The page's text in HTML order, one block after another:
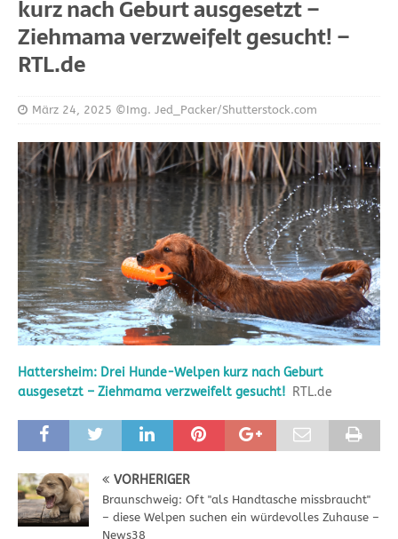
kurz nach Geburt ausgesetzt –
Ziehmama verzweifelt gesucht! –
RTL.de
März 24, 2025 ©Img. Jed_Packer/Shutterstock.com
Hattersheim: Drei Hunde-Welpen kurz nach Geburt
ausgesetzt – Ziehmama verzweifelt gesucht! RTL.de
VORHERIGER
Braunschweig: Oft "als Handtasche missbraucht"
– diese Welpen suchen ein würdevolles Zuhause –
News38